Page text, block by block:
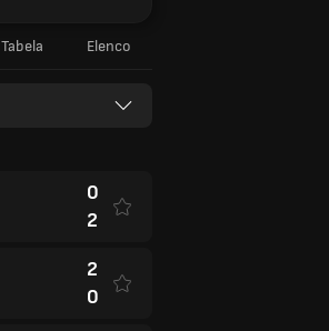
Tabela Elenco
0
2
2
0